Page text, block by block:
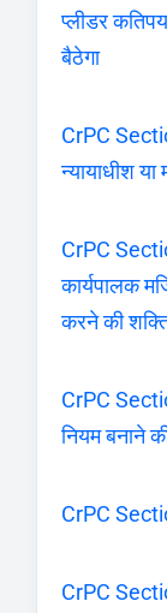
प्लीडर
बैठेगा
CrPC
न्यायाधीश
CrPC
कार्यपालक
करने की
CrPC
नियम बनाने
CrPC
CrPC